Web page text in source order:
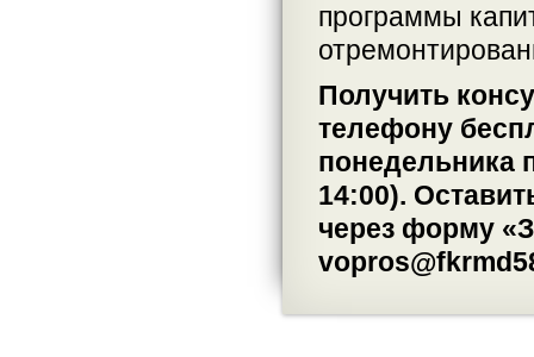
программы
Получить
телефону
понедельника
14:00).
через форму